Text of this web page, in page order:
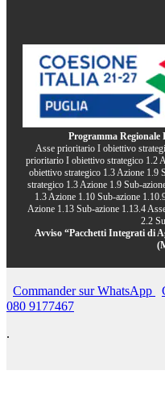
Programma Regionale
Asse prioritario I obiettivo
prioritario I obiettivo strategico 1.2
obiettivo strategico 1.3 Azione 1.9
strategico 1.3 Azione 1.9 Sub-
1.3 Azione 1.10 Sub-azione
Azione 1.13 Sub-azione 1.13.4
2.2
Avviso “Pacchetti Integrati di
Commander sur WhatsApp
080 9177467
.